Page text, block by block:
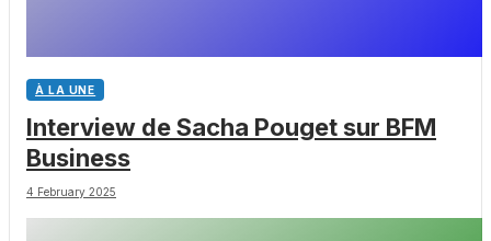
À LA UNE
Interview de Sacha Pouget sur BFM
Business
4 February 2025